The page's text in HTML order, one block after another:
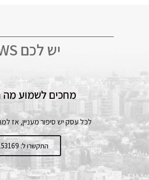
יש לכם NEWS?
מחכים לשמוע
לכל עסק יש סיפור מעניין, אז
התקשרו ל: 03-9153169